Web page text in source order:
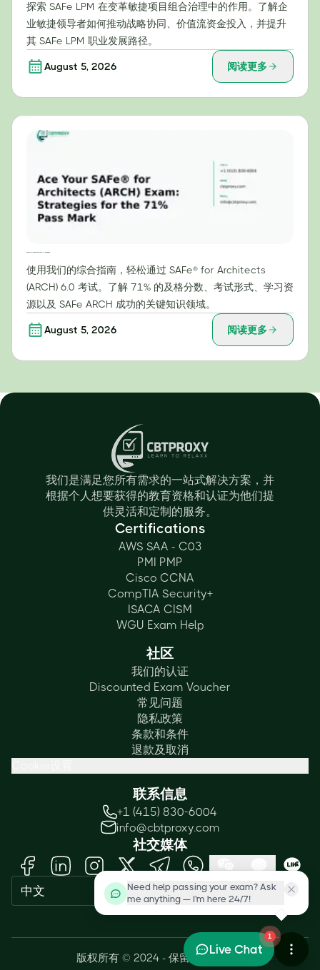
探索 SAFe LPM 在变革敏捷项目组合治理中的作用。了解企
业敏捷领导者如何推动战略协同、价值流资金投入，并提升
其 SAFe LPM 职业发展路径。
August 5, 2026 阅读更多
使用我们的综合指南，轻松通过 SAFe® for Architects
(ARCH) 6.0 考试。了解 71% 的及格分数、考试形式、学习资
源以及 SAFe ARCH 成功的关键知识领域。
August 5, 2026 阅读更多
我们是满足您所有需求的一站式解决方案，并
根据个人想要获得的教育资格和认证为他们提
供灵活和定制的服务。
Certifications
AWS SAA - C03
PMI PMP
Cisco CCNA
CompTIA Security+
ISACA CISM
WGU Exam Help
社区
我们的认证
Discounted Exam Voucher
常见问题
隐私政策
条款和条件
退款及取消
联系信息
+1 (415) 830-6004
info@cbtproxy.com
社交媒体
中文
版权所有 © 2024 - 保留所有权利。
Need help passing your exam? Ask
me anything — I'm here 24/7!
1
Live Chat